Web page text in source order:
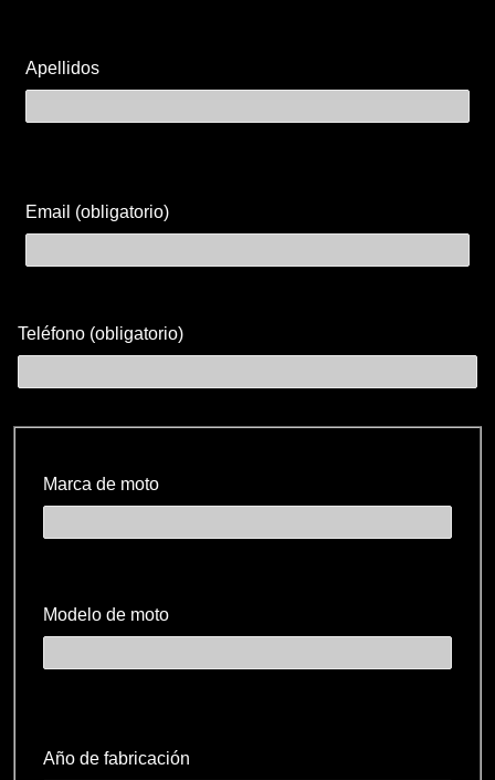
Apellidos
Email (obligatorio)
Teléfono (obligatorio)
Marca de moto
Modelo de moto
Año de fabricación